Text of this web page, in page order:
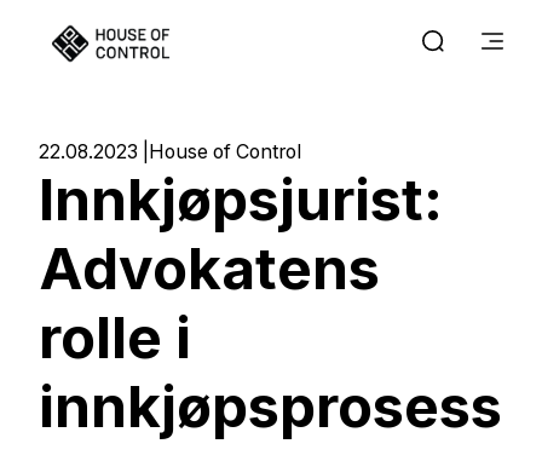
22.08.2023 House of Control
Innkjøpsjurist:
Advokatens
rolle i
innkjøpsprosess